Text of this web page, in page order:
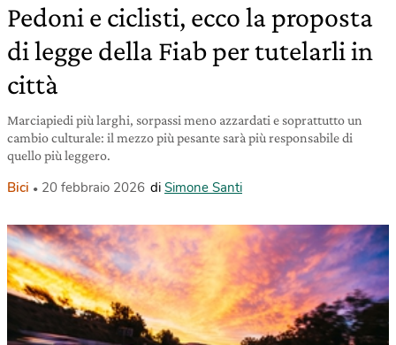
Pedoni e ciclisti, ecco la proposta
di legge della Fiab per tutelarli in
città
Marciapiedi più larghi, sorpassi meno azzardati e soprattutto un
cambio culturale: il mezzo più pesante sarà più responsabile di
quello più leggero.
Bici 20 febbraio 2026 di Simone Santi